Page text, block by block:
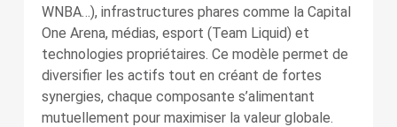
WNBA…), infrastructures phares comme la Capital
One Arena, médias, esport (Team Liquid) et
technologies propriétaires. Ce modèle permet de
diversifier les actifs tout en créant de fortes
synergies, chaque composante s’alimentant
mutuellement pour maximiser la valeur globale.